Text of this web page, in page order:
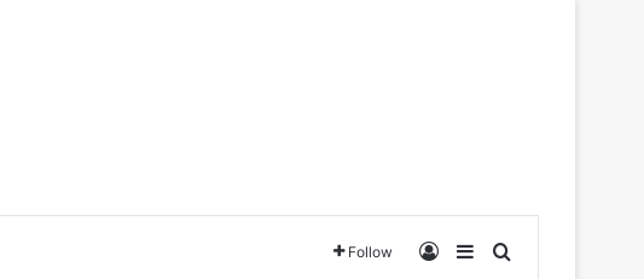
Follow Log InSidebarSearch for